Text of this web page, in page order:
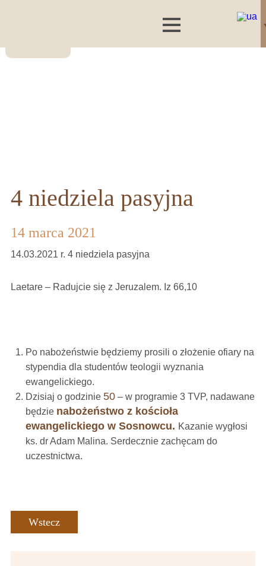
4 niedziela pasyjna
14 marca 2021
14.03.2021 r. 4 niedziela pasyjna
Laetare – Radujcie się z Jeruzalem. Iz 66,10
Po nabożeństwie będziemy prosili o złożenie ofiary na
stypendia dla studentów teologii wyznania
ewangelickiego.
Dzisiaj o godzinie 50– w programie 3 TVP, nadawane
będzie nabożeństwo z kościoła
ewangelickiego w Sosnowcu. Kazanie wygłosi
ks. dr Adam Malina. Serdecznie zachęcam do
uczestnictwa.
Wstecz